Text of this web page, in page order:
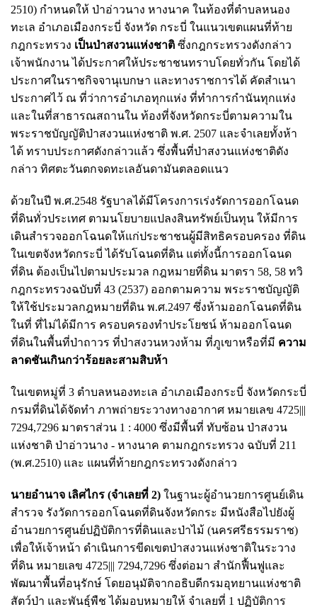
2510) กําหนดให้ ป่าอ่าวนาง หางนาค ในท้องที่ตําบลหนอง
ทะเล อําเภอเมืองกระบี่ จังหวัด กระบี่ ในแนวเขตแผนที่ท้าย
กฎกระทรวง เป็นป่าสงวนแห่งชาติ ซึ่งกฎกระทรวงดังกล่าว
เจ้าพนักงาน ได้ประกาศให้ประชาชนทราบโดยทั่วกัน โดยได้
ประกาศในราชกิจจานุเบกษา และทางราชการได้ คัดสําเนา
ประกาศไว้ ณ ที่ว่าการอําเภอทุกแห่ง ที่ทําการกํานันทุกแห่ง
และในที่สาธารณสถานใน ท้องที่จังหวัดกระบี่ตามความใน
พระราชบัญญัติป่าสงวนแห่งชาติ พ.ศ. 2507 และจําเลยทั้งห้า
ได้ ทราบประกาศดังกล่าวแล้ว ซึ่งพื้นที่ป่าสงวนแห่งชาติดัง
กล่าว ทิศตะวันตกจดทะเลอันดามันตลอดแนว
ด้วยในปี พ.ศ.2548 รัฐบาลได้มีโครงการเร่งรัดการออกโฉนด
ที่ดินทั่วประเทศ ตามนโยบายแปลงสินทรัพย์เป็นทุน ให้มีการ
เดินสํารวจออกโฉนดให้แก่ประชาชนผู้มีสิทธิครอบครอง ที่ดิน
ในเขตจังหวัดกระบี่ ได้รับโฉนดที่ดิน แต่ทั้งนี้การออกโฉนด
ที่ดิน ต้องเป็นไปตามประมวล กฎหมายที่ดิน มาตรา 58, 58 ทวิ
กฎกระทรวงฉบับที่ 43 (2537) ออกตามความ พระราชบัญญัติ
ให้ใช้ประมวลกฎหมายที่ดิน พ.ศ.2497 ซึ่งห้ามออกโฉนดที่ดิน
ในที่ ที่ไม่ได้มีการ ครอบครองทําประโยชน์ ห้ามออกโฉนด
ที่ดินในพื้นที่ป่าถาวร ที่ป่าสงวนหวงห้าม ที่ภูเขาหรือที่มี ความ
ลาดชันเกินกว่าร้อยละสามสิบห้า
ในเขตหมู่ที่ 3 ตําบลหนองทะเล อําเภอเมืองกระบี่ จังหวัดกระบี่
กรมที่ดินได้จัดทํา ภาพถ่ายระวางทางอากาศ หมายเลข 4725|||
7294,7296 มาตราส่วน 1 : 4000 ซึ่งมีพื้นที่ ทับซ้อน ป่าสงวน
แห่งชาติ ป่าอ่าวนาง - หางนาค ตามกฎกระทรวง ฉบับที่ 211
(พ.ศ.2510) และ แผนที่ท้ายกฎกระทรวงดังกล่าว
นายอำนาจ เลิศไกร (จําเลยที่ 2) ในฐานะผู้อํานวยการศูนย์เดิน
สํารวจ รังวัดการออกโฉนดที่ดินจังหวัดกระ มีหนังสือไปยังผู้
อํานวยการศูนย์ปฏิบัติการที่ดินและป่าไม้ (นครศรีธรรมราช)
เพื่อให้เจ้าหน้า ดําเนินการขีดเขตป่าสงวนแห่งชาติในระวาง
ที่ดิน หมายเลข 4725||| 7294,7296 ซึ่งต่อมา สํานักฟื้นฟูและ
พัฒนาพื้นที่อนุรักษ์ โดยอนุมัติจากอธิบดีกรมอุทยานแห่งชาติ
สัตว์ป่า และพันธุ์พืช ได้มอบหมายให้ จําเลยที่ 1 ปฏิบัติการ